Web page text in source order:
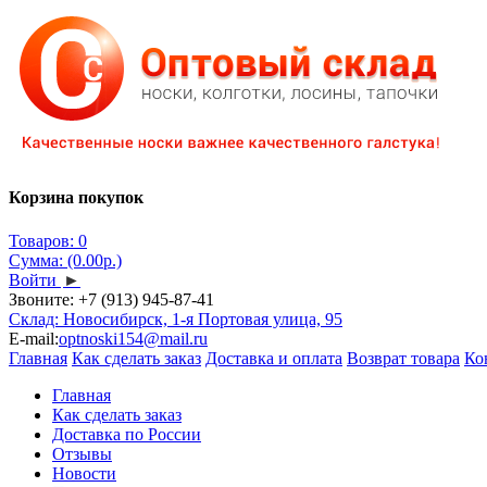
Корзина покупок
Товаров: 0
Сумма: (0.00р.)
Войти ►
Звоните: +7 (913) 945-87-41
Склад: Новосибирск, 1-я Портовая улица, 95
E-mail:optnoski154@mail.ru
Главная Как сделать заказ Доставка и оплата Возврат товара
Главная
Как сделать заказ
Доставка по России
Отзывы
Новости